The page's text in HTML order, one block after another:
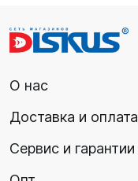
О нас
Доставка и оплата
Сервис и гарантии